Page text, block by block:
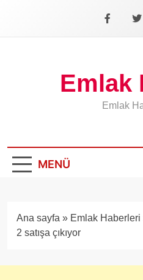
X
Emlak
Emlak
MENÜ
Ana sayfa » Emlak Haberleri
2 satışa çıkıyor